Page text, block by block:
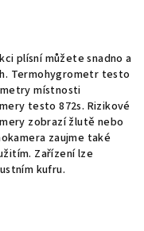
plísní můžete snadno a
Termohygrometr testo
místnosti
testo 872s. Rizikové
zobrazí žlutě nebo
zaujme také
Zařízení lze
kufru.